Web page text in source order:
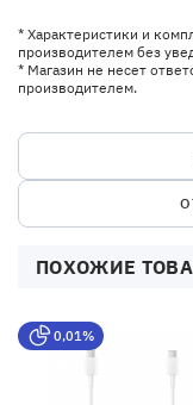
* Характеристики и
производителем без
* Магазин не несет
производителем.
ПОХОЖИЕ
0,01%